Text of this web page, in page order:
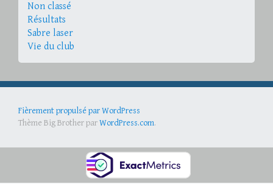
Non classé
Résultats
Sabre laser
Vie du club
Fièrement propulsé par WordPress
Thème Big Brother parWordPress.com.